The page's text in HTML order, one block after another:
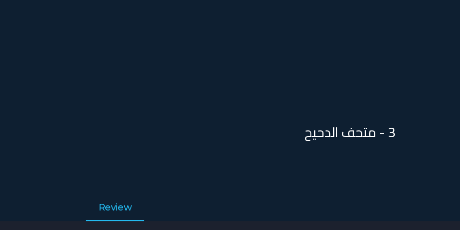
3 - متحف الدحيح
Review